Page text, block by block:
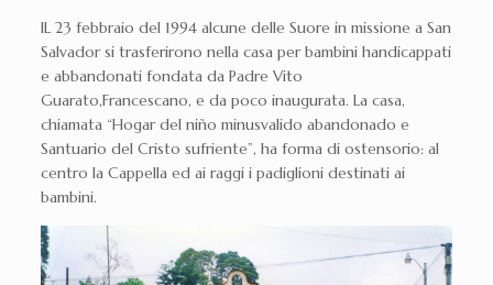
IL 23 febbraio del 1994 alcune delle Suore in missione a San
Salvador si trasferirono nella casa per bambini handicappati
e abbandonati fondata da Padre Vito
Guarato,Francescano, e da poco inaugurata. La casa,
chiamata “Hogar del niño minusvalido abandonado e
Santuario del Cristo sufriente”, ha forma di ostensorio: al
centro la Cappella ed ai raggi i padiglioni destinati ai
bambini.